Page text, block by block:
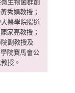
秀娟教授；
醫學院腸道
家亮教授；
副教授及
院賽馬會公
授。